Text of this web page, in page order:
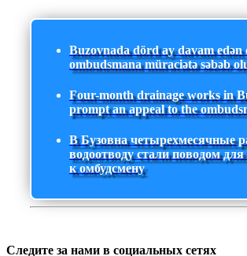
Buzovnada dörd ay davam
ombudsmana müraciətə səbəb
Four-month drainage works in
prompt an appeal to the
В Бузовна четырехмесячные
водоотводу стали поводом
к омбудсмену
Следите за нами в социальных сетях